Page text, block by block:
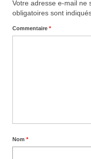
Votre adresse e-mail ne
obligatoires sont
Commentaire *
Nom *